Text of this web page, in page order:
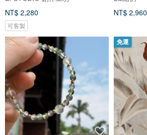
NT$ 2,280
可客製
NT$ 2,960
免運